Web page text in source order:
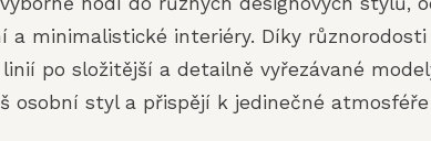
a minimalistické interiéry. Díky různorodosti
po složitější a detailně vyřezávané
osobní styl a přispějí k jedinečné atmosféře